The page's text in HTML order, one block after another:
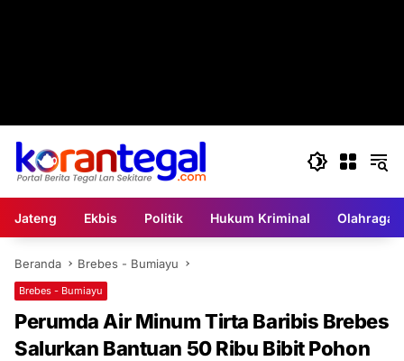
Jateng Ekbis Politik Hukum Kriminal Olahraga
Beranda Brebes - Bumiayu
Brebes - Bumiayu
Perumda Air Minum Tirta Baribis Brebes
Salurkan Bantuan 50 Ribu Bibit Pohon